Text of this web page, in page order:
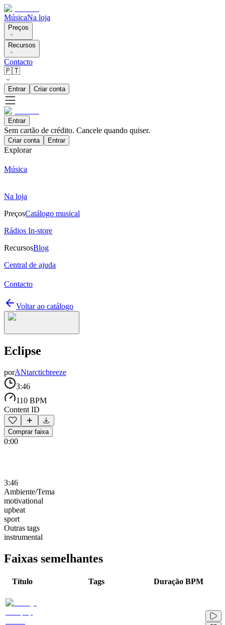
MúsicaNa loja
Preços
Recursos
Contacto
🇵🇹
Entrar Criar conta
Entrar
Sem cartão de crédito. Cancele quando quiser.
Criar conta Entrar
Explorar
Música
Na loja
PreçosCatálogo musical
Rádios In-store
RecursosBlog
Central de ajuda
Contacto
Voltar ao catálogo
Eclipse
porANtarcticbreeze
3:46
110 BPM
Content ID
Comprar faixa
0:00
3:46
Ambiente/Tema
motivational
upbeat
sport
Outras tags
instrumental
Faixas semelhantes
Título Tags Duração BPM